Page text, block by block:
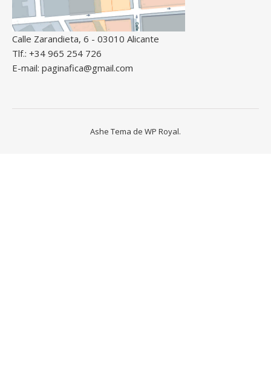
Calle Zarandieta, 6 - 03010 Alicante
Tlf.: +34 965 254 726
E-mail: paginafica@gmail.com
Ashe Tema de WP Royal.